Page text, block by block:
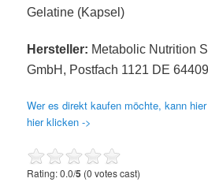
Gelatine (Kapsel)
Hersteller: Metabolic Nutrition
GmbH, Postfach 1121 DE
Wer es direkt kaufen möchte, kann
hier klicken ->
Rating: 0.0/5 (0 votes cast)